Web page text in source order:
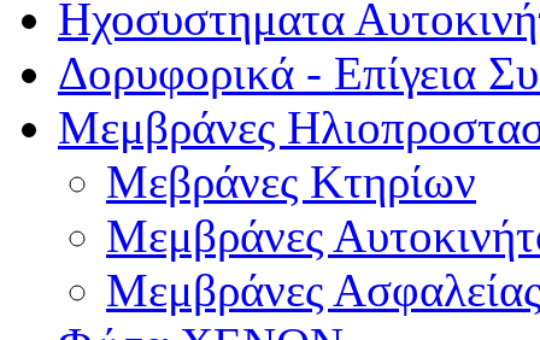
Ηχοσυστηματα
Δορυφορικά - Επίγεια
Μεμβράνες
Μεβράνες Κτηρίων
Μεμβράνες
Μεμβράνες Ασφαλείας